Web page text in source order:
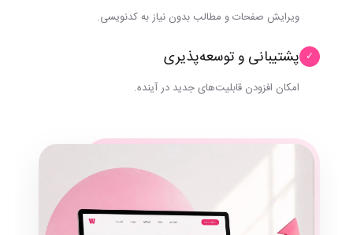
ویرایش صفحات و مطالب بدون نیاز به کدنویسی.
✓ پشتیبانی و توسعه‌پذیری
امکان افزودن قابلیت‌های جدید در آینده.